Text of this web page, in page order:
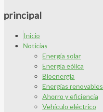
principal
Inicio
Noticias
Energía solar
Energía eólica
Bioenergía
Energías renovables
Ahorro y eficiencia
Vehículo eléctrico